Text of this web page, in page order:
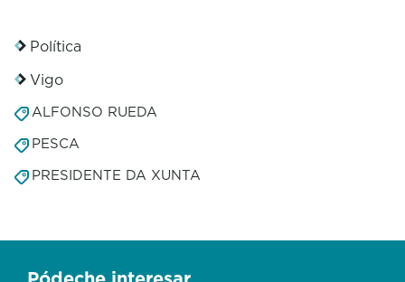
Política
Vigo
ALFONSO RUEDA
PESCA
PRESIDENTE DA XUNTA